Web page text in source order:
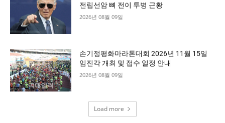
전립선암 뼈 전이 투병 근황
2026년 08월 09일
손기정평화마라톤대회 2026년 11월 15일
임진각 개최 및 접수 일정 안내
2026년 08월 09일
Load more